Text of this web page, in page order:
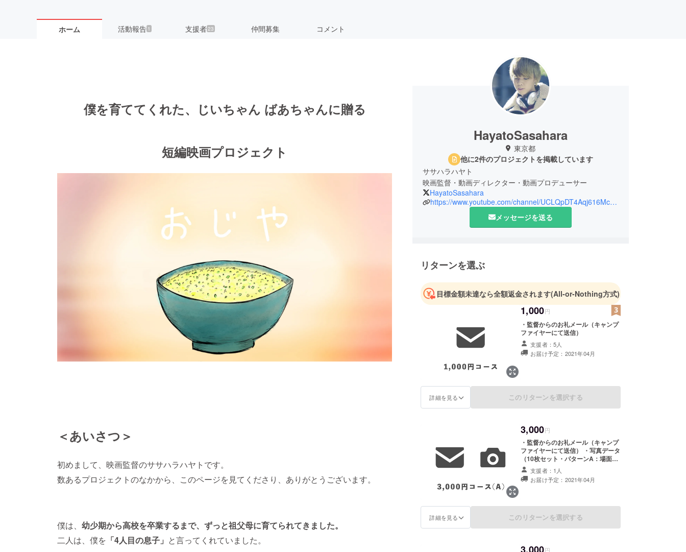
ホーム 活動報告 1 支援者23 仲間募集 コメント
僕を育ててくれた、じいちゃん ばあちゃんに贈る
短編映画プロジェクト
＜あいさつ＞
初めまして、映画監督のササハラハヤトです。
数あるプロジェクトのなかから、このページを見てくださり、ありがとうございます。
僕は、 幼少期から高校を卒業するまで、ずっと祖父母に育てられてきました。
二人は、僕を 「4人目の息子」 と言ってくれていました。
HayatoSasahara
東京都
他に2件のプロジェクトを掲載しています
ササハラハヤト
映画監督・動画ディレクター・動画プロデューサー
HayatoSasahara
https://www.youtube.com/channel/UCLQpDT4Aqj616McHUPv4kag
メッセージを送る
リターンを選ぶ
目標金額未達なら全額返金されます(All-or-Nothing方式)
1,000円
・監督からのお礼メール（キャンプ
ファイヤーにて送信）
支援者：5人
お届け予定：2021年04月
詳細を見る このリターンを選択する
3,000円
・監督からのお礼メール（キャンプ
ファイヤーにて送信） ・写真データ
（10枚セット・パターンA：場面写
真）支援者：1人
お届け予定：2021年04月
詳細を見る このリターンを選択する
円